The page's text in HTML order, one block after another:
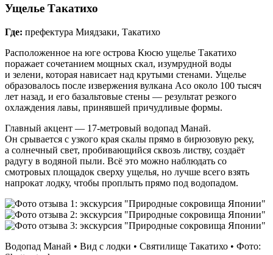
Ущелье Такатихо
Где: префектура Миядзаки, Такатихо
Расположенное на юге острова Кюсю ущелье Такатихо
поражает сочетанием мощных скал, изумрудной воды
и зелени, которая нависает над крутыми стенами. Ущелье
образовалось после извержения вулкана Асо около 100 тысяч
лет назад, и его базальтовые стены — результат резкого
охлаждения лавы, принявшей причудливые формы.
Главный акцент — 17‑метровый водопад Манай.
Он срывается с узкого края скалы прямо в бирюзовую реку,
а солнечный свет, пробивающийся сквозь листву, создаёт
радугу в водяной пыли. Всё это можно наблюдать со
смотровых площадок сверху ущелья, но лучше всего взять
напрокат лодку, чтобы проплыть прямо под водопадом.
Водопад Манай • Вид с лодки • Святилище Такатихо • Фото: